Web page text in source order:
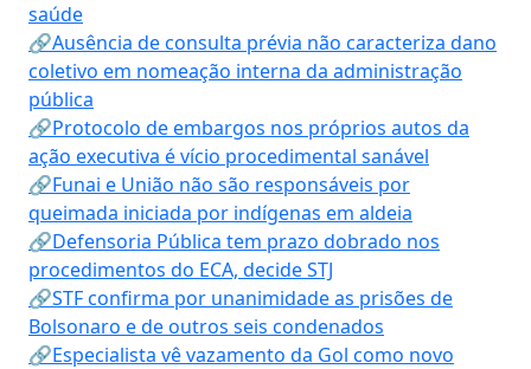
saúde
🔗Ausência de consulta prévia não caracteriza dano
coletivo em nomeação interna da administração
pública
🔗Protocolo de embargos nos próprios autos da
ação executiva é vício procedimental sanável
🔗Funai e União não são responsáveis por
queimada iniciada por indígenas em aldeia
🔗Defensoria Pública tem prazo dobrado nos
procedimentos do ECA, decide STJ
🔗STF confirma por unanimidade as prisões de
Bolsonaro e de outros seis condenados
🔗Especialista vê vazamento da Gol como novo